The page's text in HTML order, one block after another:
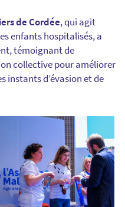
de Cordée, qui agit
enfants hospitalisés, a
témoignant de
collective pour améliorer
instants d’évasion et de